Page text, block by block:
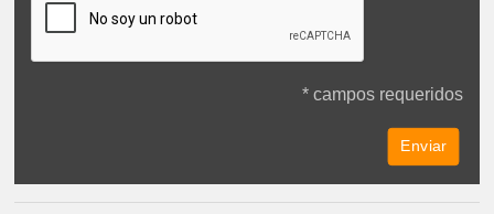
* campos requeridos